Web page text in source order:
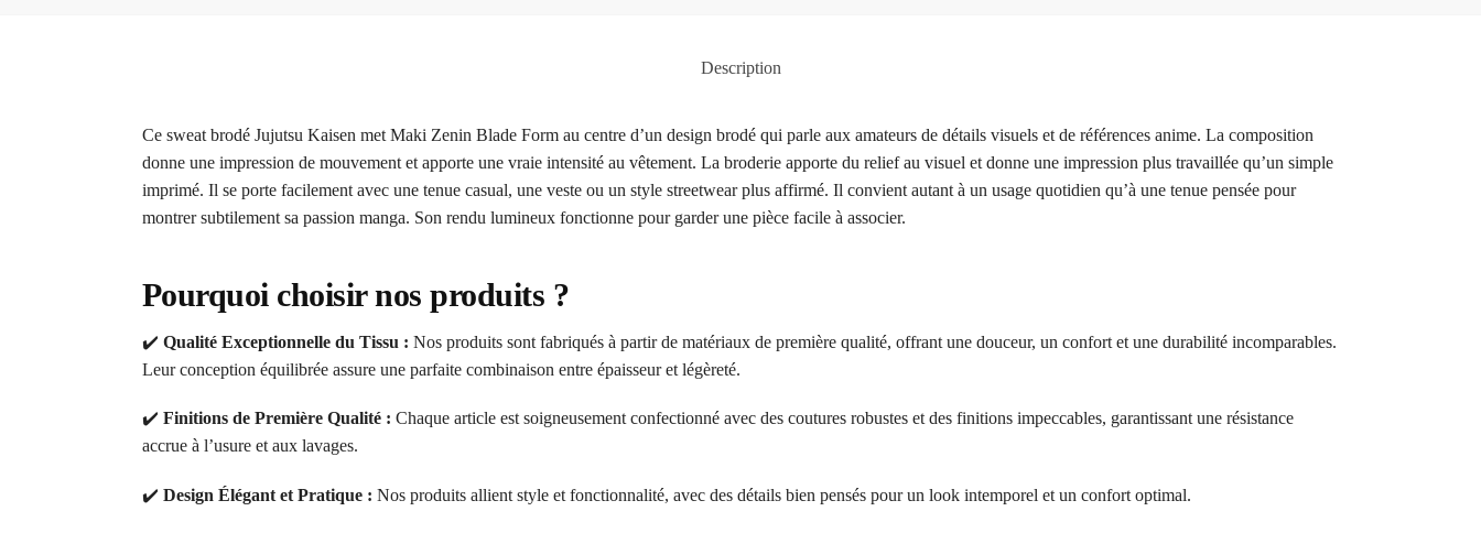
Description
Ce sweat brodé Jujutsu Kaisen met Maki Zenin Blade Form au centre d’un design brodé qui parle aux amateurs de détails visuels et de références anime. La composition
donne une impression de mouvement et apporte une vraie intensité au vêtement. La broderie apporte du relief au visuel et donne une impression plus travaillée qu’un simple
imprimé. Il se porte facilement avec une tenue casual, une veste ou un style streetwear plus affirmé. Il convient autant à un usage quotidien qu’à une tenue pensée pour
montrer subtilement sa passion manga. Son rendu lumineux fonctionne pour garder une pièce facile à associer.
Pourquoi choisir nos produits ?
✔️ Qualité Exceptionnelle du Tissu : Nos produits sont fabriqués à partir de matériaux de première qualité, offrant une douceur, un confort et une durabilité incomparables.
Leur conception équilibrée assure une parfaite combinaison entre épaisseur et légèreté.
✔️ Finitions de Première Qualité : Chaque article est soigneusement confectionné avec des coutures robustes et des finitions impeccables, garantissant une résistance
accrue à l’usure et aux lavages.
✔️ Design Élégant et Pratique : Nos produits allient style et fonctionnalité, avec des détails bien pensés pour un look intemporel et un confort optimal.